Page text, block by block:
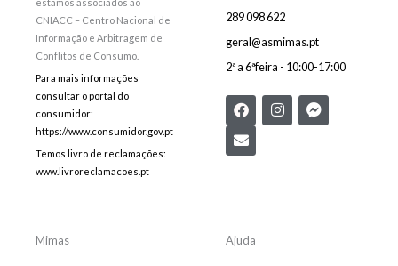
CNIACC – Centro Nacional de
Informação e Arbitragem de
Conflitos de Consumo.
Para mais informações
consultar o portal do
consumidor:
https://www.consumidor.gov.pt
Temos livro de reclamações:
www.livroreclamacoes.pt
289 098 622
geral@asmimas.pt
2ª a 6ªfeira - 10:00-17:00
F
a
c
e
I
n
F
a
E
n
v
e
Mimas Ajuda